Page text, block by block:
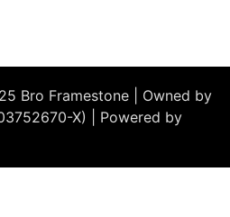
Bro Framestone | Owned by
X) | Powered by